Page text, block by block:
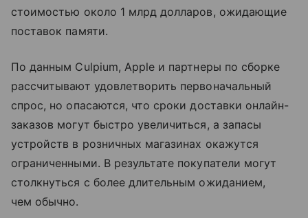
стоимостью около 1 млрд долларов, ожидающие
поставок памяти.
По данным Culpium, Apple и партнеры по сборке
рассчитывают удовлетворить первоначальный
спрос, но опасаются, что сроки доставки онлайн-
заказов могут быстро увеличиться, а запасы
устройств в розничных магазинах окажутся
ограниченными. В результате покупатели могут
столкнуться с более длительным ожиданием,
чем обычно.